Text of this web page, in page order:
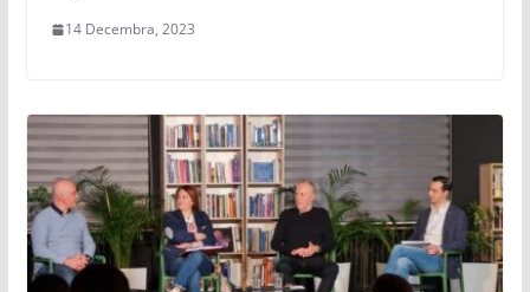
14 Decembra, 2023